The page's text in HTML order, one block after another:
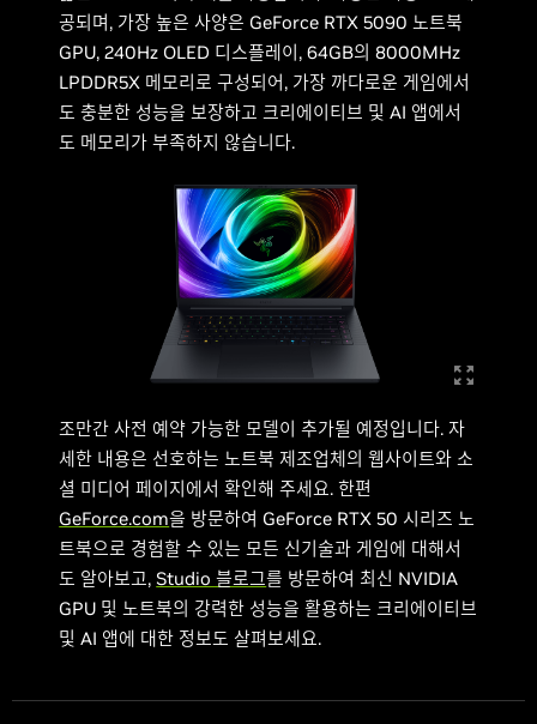
공되며, 가장 높은 사양은 GeForce RTX 5090 노트북
GPU, 240Hz OLED 디스플레이, 64GB의 8000MHz
LPDDR5X 메모리로 구성되어, 가장 까다로운 게임에서
도 충분한 성능을 보장하고 크리에이티브 및 AI 앱에서
도 메모리가 부족하지 않습니다.
조만간 사전 예약 가능한 모델이 추가될 예정입니다. 자
세한 내용은 선호하는 노트북 제조업체의 웹사이트와 소
셜 미디어 페이지에서 확인해 주세요. 한편
GeForce.com을 방문하여 GeForce RTX 50 시리즈 노
트북으로 경험할 수 있는 모든 신기술과 게임에 대해서
도 알아보고, Studio 블로그를 방문하여 최신 NVIDIA
GPU 및 노트북의 강력한 성능을 활용하는 크리에이티브
및 AI 앱에 대한 정보도 살펴보세요.